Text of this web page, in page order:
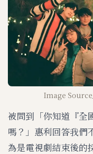
Image
被問到「你知道『全
嗎？」惠利回答我們
為是電視劇結束後的